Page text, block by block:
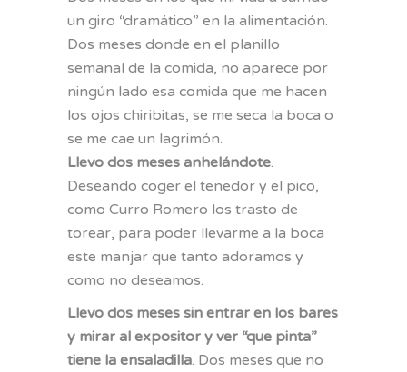
un giro “dramático” en la alimentación.
Dos meses donde en el planillo
semanal de la comida, no aparece por
ningún lado esa comida que me hacen
los ojos chiribitas, se me seca la boca o
se me cae un lagrimón.
Llevo dos meses anhelándote.
Deseando coger el tenedor y el pico,
como Curro Romero los trasto de
torear, para poder llevarme a la boca
este manjar que tanto adoramos y
como no deseamos.
Llevo dos meses sin entrar en los bares
y mirar al expositor y ver “que pinta”
tiene la ensaladilla. Dos meses que no